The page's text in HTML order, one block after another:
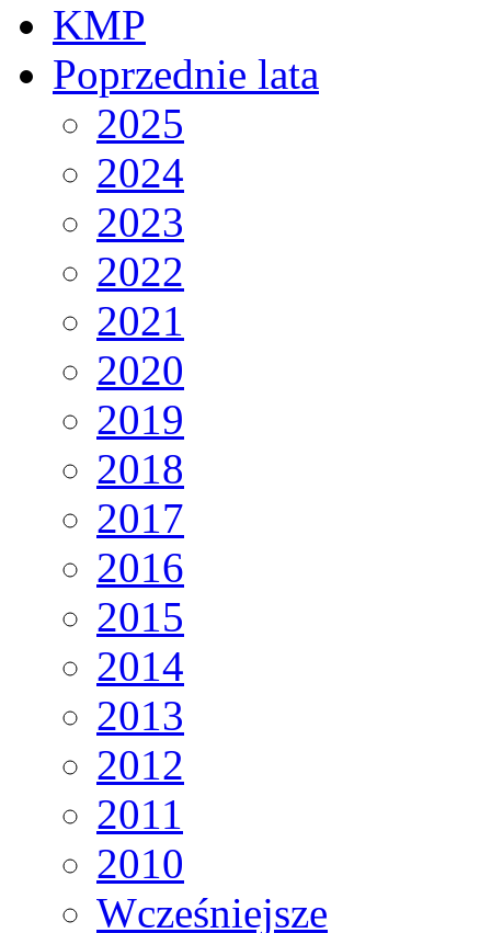
KMP
Poprzednie lata
2025
2024
2023
2022
2021
2020
2019
2018
2017
2016
2015
2014
2013
2012
2011
2010
Wcześniejsze